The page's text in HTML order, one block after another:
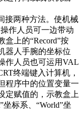
接两种方法。使机械
作人员可一边带动
上的“Record”按
器人手腕的坐标位
作人员也可运用VAL
终端键入计算机，
程序中的位置变量一
定赋值的，示教盒上
标系、“World”坐